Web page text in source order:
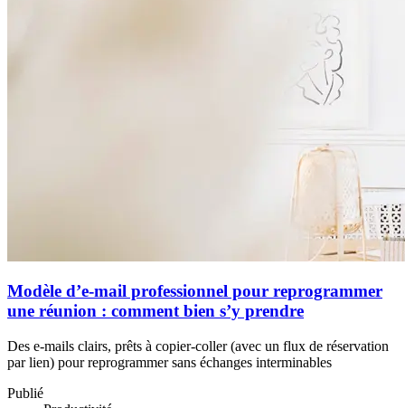
Modèle d’e-mail professionnel pour reprogrammer
une réunion : comment bien s’y prendre
Des e‑mails clairs, prêts à copier-coller (avec un flux de réservation
par lien) pour reprogrammer sans échanges interminables
Publié